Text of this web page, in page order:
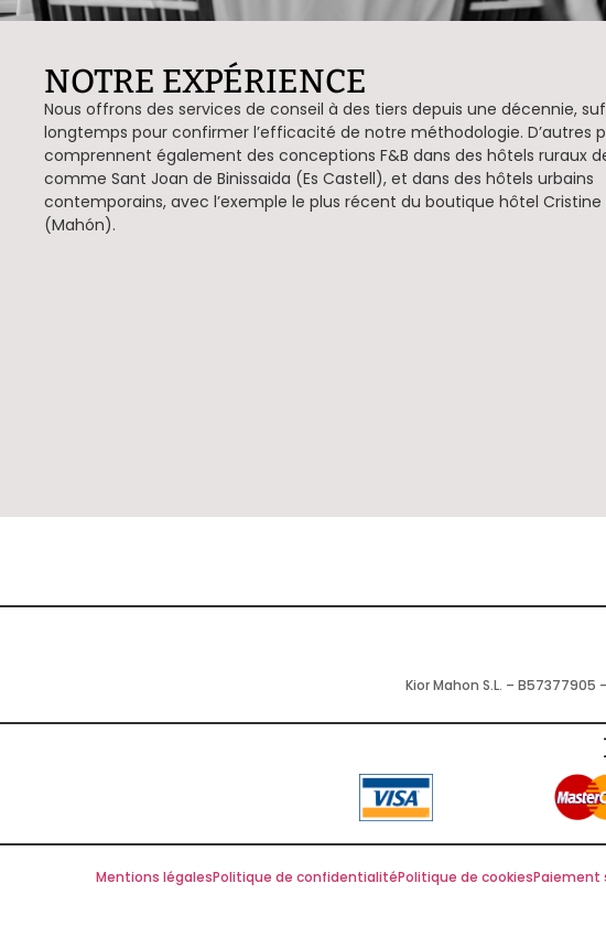
NOTRE EXPÉRIENCE
Nous offrons des services de conseil à des tiers depuis une décennie,
longtemps pour confirmer l’efficacité de notre méthodologie. D’autres
comprennent également des conceptions F&B dans des hôtels ruraux
comme Sant Joan de Binissaida (Es Castell), et dans des hôtels urbains
contemporains, avec l’exemple le plus récent du boutique hôtel Cristine
(Mahón).
Kior Mahon S.L. –
Mentions légalesPolitique de confidentialitéPolitique de cookiesPaiement